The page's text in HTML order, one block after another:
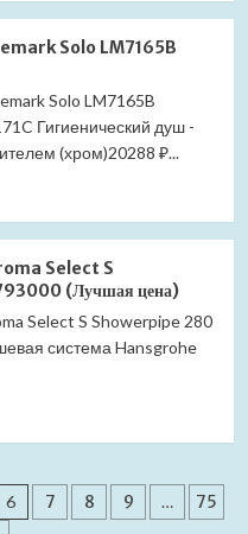
Solo LM7165B
Solo LM7165B
Гигиенический душ -
(хром)20288 ₽...
Select S
(Лучшая цена)
Select S Showerpipe 280
система Hansgrohe
6 7 8 9 …
75